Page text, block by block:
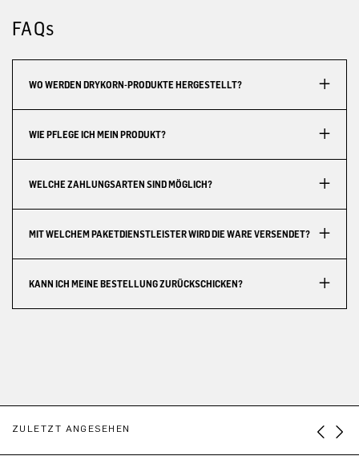
FAQs
WO WERDEN DRYKORN-PRODUKTE HERGESTELLT?
WIE PFLEGE ICH MEIN PRODUKT?
WELCHE ZAHLUNGSARTEN SIND MÖGLICH?
MIT WELCHEM PAKETDIENSTLEISTER WIRD DIE WARE VERSENDET?
KANN ICH MEINE BESTELLUNG ZURÜCKSCHICKEN?
ZULETZT ANGESEHEN